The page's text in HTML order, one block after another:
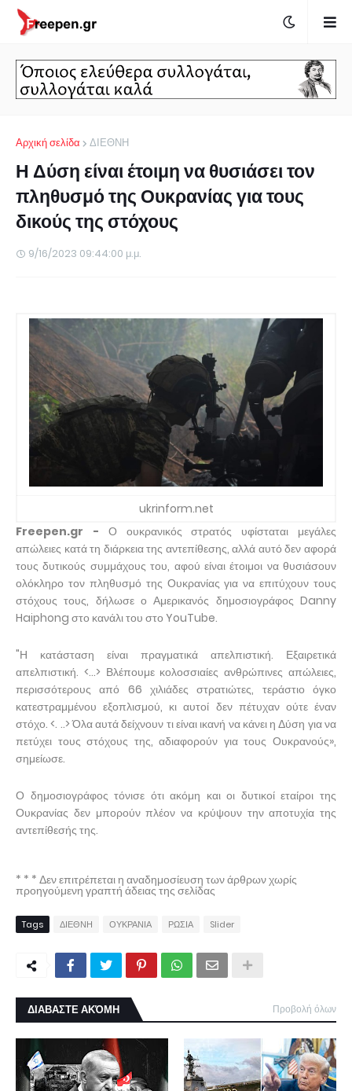
Αρχική σελίδα ΔΙΕΘΝΗ
Η Δύση είναι έτοιμη να θυσιάσει τον
πληθυσμό της Ουκρανίας για τους
δικούς της στόχους
9/16/2023 09:44:00 μ.μ.
ukrinform.net
Freepen.gr - Ο ουκρανικός στρατός υφίσταται μεγάλες
απώλειες κατά τη διάρκεια της αντεπίθεσης, αλλά αυτό δεν αφορά
τους δυτικούς συμμάχους του, αφού είναι έτοιμοι να θυσιάσουν
ολόκληρο τον πληθυσμό της Ουκρανίας για να επιτύχουν τους
στόχους τους, δήλωσε ο Αμερικανός δημοσιογράφος Danny
Haiphong στο κανάλι του στο YouTube.
"Η κατάσταση είναι πραγματικά απελπιστική. Εξαιρετικά
απελπιστική. <...> Βλέπουμε κολοσσιαίες ανθρώπινες απώλειες,
περισσότερους από 66 χιλιάδες στρατιώτες, τεράστιο όγκο
κατεστραμμένου εξοπλισμού, κι αυτοί δεν πέτυχαν ούτε έναν
στόχο. <. ..> Όλα αυτά δείχνουν τι είναι ικανή να κάνει η Δύση για να
πετύχει τους στόχους της, αδιαφορούν για τους Ουκρανούς»,
σημείωσε.
Ο δημοσιογράφος τόνισε ότι ακόμη και οι δυτικοί εταίροι της
Ουκρανίας δεν μπορούν πλέον να κρύψουν την αποτυχία της
αντεπίθεσής της.
* * * Δεν επιτρέπεται η αναδημοσίευση των άρθρων χωρίς
προηγούμενη γραπτή άδειας της σελίδας
Tags ΔΙΕΘΝΗ ΟΥΚΡΑΝΙΑ ΡΩΣΙΑ Slider
ΔΙΑΒΑΣΤΕ ΑΚΌΜΗ Προβολή όλων